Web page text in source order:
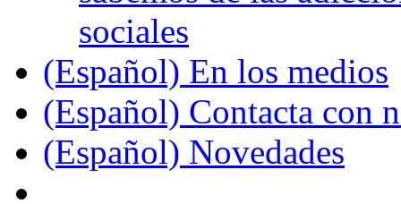
sociales
(Español) En los medios
(Español) Contacta con
(Español) Novedades